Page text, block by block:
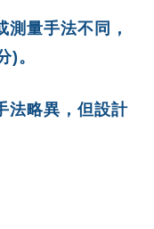
量手法不同，
)。
法略異，但設計